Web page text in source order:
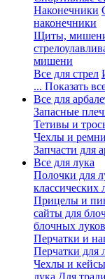
Наконечники
наконечники
Щиты, мишени
мишени
Все для стрел
... Показать
Все для
Запасные
Тетивы и
Чехлы и ремни
Запчасти для
Все для лука
Полочки для
классических
Прицелы и
сайты для
блочных луков
Перчатки и
Перчатки для
Чехлы и кейсы
лука Для